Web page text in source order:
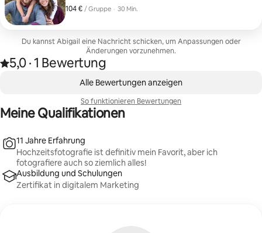
104 € / Gruppe
104 € pro Gruppe
, · 30 Min.
Du kannst Abigail eine Nachricht schicken, um Anpassungen oder
Änderungen vorzunehmen.
Mit 5,0 von 5 Sternen bewertet, basierend auf 1 Bewertung
5,0
, ·1 Bewertung
Alle Bewertungen anzeigen
So funktionieren Bewertungen
Meine Qualifikationen
11 Jahre Erfahrung
Hochzeitsfotografie ist definitiv mein Favorit, aber ich
fotografiere auch so ziemlich alles!
Ausbildung und Schulungen
Zertifikat in digitalem Marketing